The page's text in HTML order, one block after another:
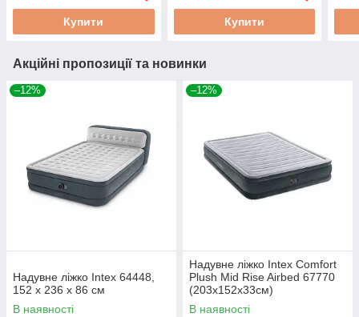
Купити Купити
Акційні пропозиції та новинки
–12%
Надувне ліжко Intex 64448,
152 x 236 x 86 см
В наявності
–12%
Надувне ліжко Intex Comfort
Plush Mid Rise Airbed 67770
(203x152x33см)
В наявності